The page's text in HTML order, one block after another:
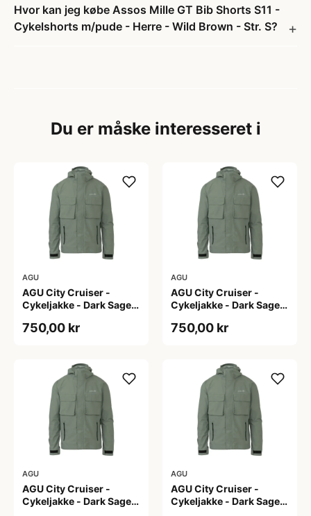
Hvor kan jeg købe Assos Mille GT Bib Shorts S11 -
Cykelshorts m/pude - Herre - Wild Brown - Str. S?
Du er måske interesseret i
AGU
AGU City Cruiser -
Cykeljakke - Dark Sage -
750,00 kr
AGU
AGU City Cruiser -
Cykeljakke - Dark Sage -
750,00 kr
AGU
AGU City Cruiser -
Cykeljakke - Dark Sage -
AGU
AGU City Cruiser -
Cykeljakke - Dark Sage -